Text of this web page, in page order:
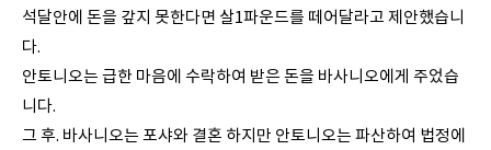
석달안에 돈을 갚지 못한다면 살1파운드를 떼어달라고 제안했습니
다.
안토니오는 급한 마음에 수락하여 받은 돈을 바사니오에게 주었습
니다.
그 후. 바사니오는 포샤와 결혼 하지만 안토니오는 파산하여 법정에